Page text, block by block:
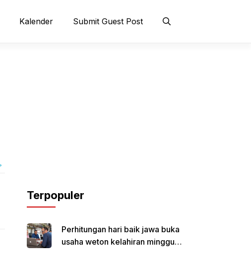
Kalender Submit Guest Post
Terpopuler
Perhitungan hari baik jawa buka
usaha weton kelahiran minggu